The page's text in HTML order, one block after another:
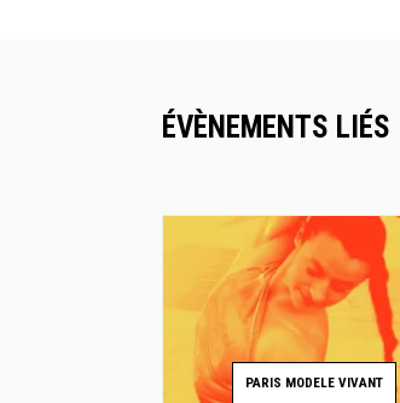
ÉVÈNEMENTS LIÉS
PARIS MODELE VIVANT